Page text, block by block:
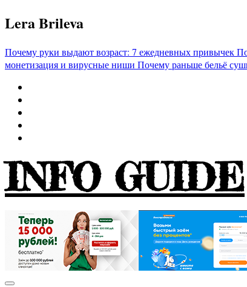
Перейти
к
Lera Brileva
Почему руки выдают возраст: 7 ежедневных привычек
монетизация и вирусные ниши Почему раньше бельё
INFO GUIDE